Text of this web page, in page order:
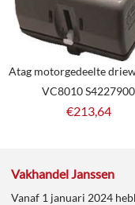
Atag motorgedeelte
VC8010 S4227900
€213,64
Vakhandel Janssen
Vanaf 1 januari 2024